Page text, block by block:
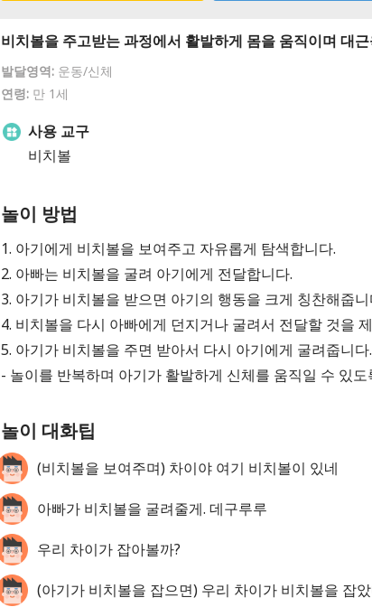
비치볼을 주고받는 과정에서 활발하게 몸을 움직이며 대
발달영역: 운동/신체
연령: 만 1세
사용 교구
비치볼
놀이 방법
1. 아기에게 비치볼을 보여주고 자유롭게 탐색합니다.
2. 아빠는 비치볼을 굴려 아기에게 전달합니다.
3. 아기가 비치볼을 받으면 아기의 행동을 크게 칭찬해줍니
4. 비치볼을 다시 아빠에게 던지거나 굴려서 전달할 것을
5. 아기가 비치볼을 주면 받아서 다시 아기에게 굴려줍니다.
- 놀이를 반복하며 아기가 활발하게 신체를 움직일 수 있
놀이 대화팁
(비치볼을 보여주며) 차이야 여기 비치볼이 있네
아빠가 비치볼을 굴려줄게. 데구루루
우리 차이가 잡아볼까?
(아기가 비치볼을 잡으면) 우리 차이가 비치볼을 잡